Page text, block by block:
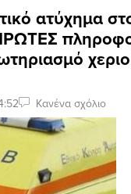
ατύχημα
Κανένα σχόλιο